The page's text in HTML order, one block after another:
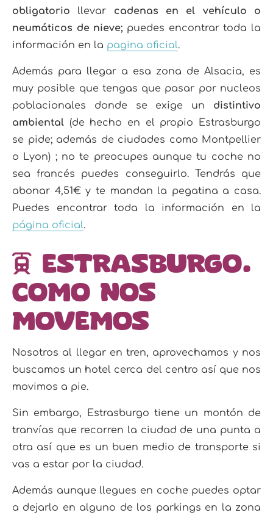
obligatorio llevar cadenas en el vehículo o
neumáticos de nieve; puedes encontrar toda la
información en la pagina oficial.
Además para llegar a esa zona de Alsacia, es
muy posible que tengas que pasar por nucleos
poblacionales donde se exige un distintivo
ambiental (de hecho en el propio Estrasburgo
se pide; además de ciudades como Montpellier
o Lyon) ; no te preocupes aunque tu coche no
sea francés puedes conseguirlo. Tendrás que
abonar 4,51€ y te mandan la pegatina a casa.
Puedes encontrar toda la información en la
página oficial.
Estrasburgo.
Como nos
movemos
Nosotros al llegar en tren, aprovechamos y nos
buscamos un hotel cerca del centro así que nos
movimos a pie.
Sin embargo, Estrasburgo tiene un montón de
tranvías que recorren la ciudad de una punta a
otra así que es un buen medio de transporte si
vas a estar por la ciudad.
Además aunque llegues en coche puedes optar
a dejarlo en alguno de los parkings en la zona